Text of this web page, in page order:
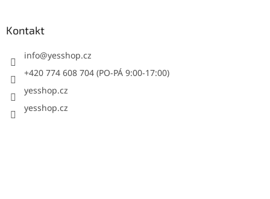
Kontakt
info@yesshop.cz
+420 774 608 704 (PO-PÁ 9:00-17:00)
yesshop.cz
yesshop.cz